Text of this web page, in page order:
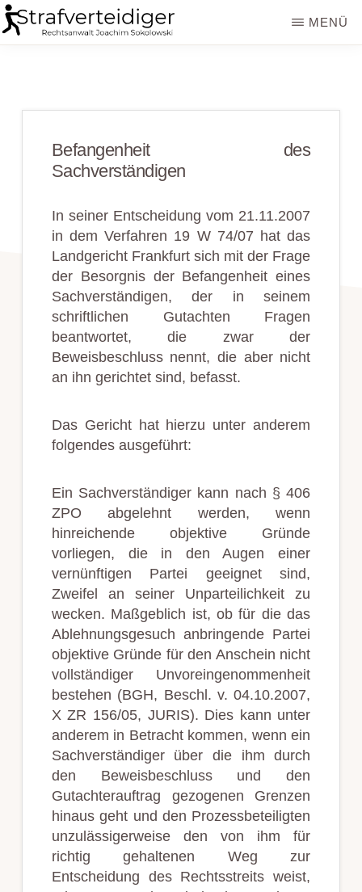
Zum
Inhalt
Zur
Seitenspalte
STRAFVERTEIDIGER
Sokolowski
MENÜ
Befangenheit des
Sachverständigen
In seiner Entscheidung vom 21.11.2007
in dem Verfahren 19 W 74/07 hat das
Landgericht Frankfurt sich mit der Frage
der Besorgnis der Befangenheit eines
Sachverständigen,der in seinem
schriftlichen Gutachten Fragen
beantwortet, die zwar der
Beweisbeschluss nennt, die aber nicht
an ihn gerichtet sind, befasst.
Das Gericht hat hierzu unter anderem
folgendes ausgeführt:
Ein Sachverständiger kann nach § 406
ZPO abgelehnt werden, wenn
hinreichende objektive Gründe
vorliegen, die in den Augen einer
vernünftigen Partei geeignet sind,
Zweifel an seiner Unparteilichkeit zu
wecken. Maßgeblich ist, ob für die das
Ablehnungsgesuch anbringende Partei
objektive Gründe für den Anschein nicht
vollständiger Unvoreingenommenheit
bestehen (BGH, Beschl. v. 04.10.2007,
X ZR 156/05, JURIS). Dies kann unter
anderem in Betracht kommen, wenn ein
Sachverständiger über die ihm durch
den Beweisbeschluss und den
Gutachterauftrag gezogenen Grenzen
hinaus geht und den Prozessbeteiligten
unzulässigerweise den von ihm für
richtig gehaltenen Weg zur
Entscheidung des Rechtsstreits weist,